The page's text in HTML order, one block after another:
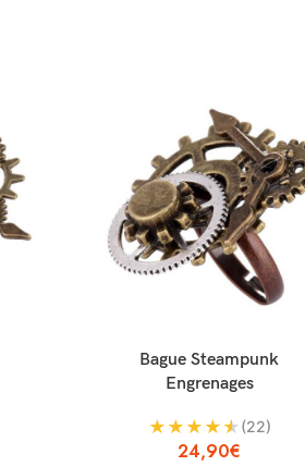
AJOUTER AU PANIER
Bague Steampunk
Engrenages
★ ★ ★ ★ ★ (22)
24,90€